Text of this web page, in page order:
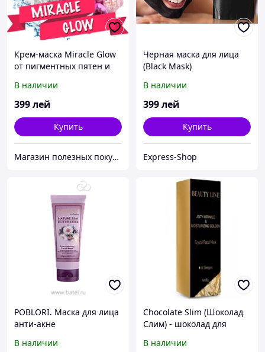
Крем-маска Miracle Glow
от пигментных пятен и
В наличии
399лей
Купить
Магазин полезных покупок "Goodbuy"
Черная маска для лица
(Black Mask)
В наличии
399лей
Купить
Express-Shop
POBLORI. Маска для лица
анти-акне
В наличии
Chocolate Slim (Шоколад
Слим) - шоколад для
В наличии